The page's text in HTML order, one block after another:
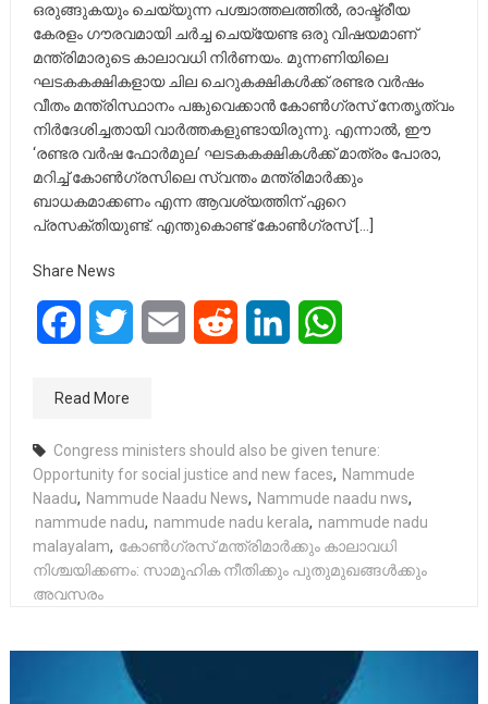
ഒരുങ്ങുകയും ചെയ്യുന്ന പശ്ചാത്തലത്തിൽ, രാഷ്ട്രീയ
കേരളം ഗൗരവമായി ചർച്ച ചെയ്യേണ്ട ഒരു വിഷയമാണ്
മന്ത്രിമാരുടെ കാലാവധി നിർണയം. മുന്നണിയിലെ
ഘടകകക്ഷികളായ ചില ചെറുകക്ഷികൾക്ക് രണ്ടര വർഷം
വീതം മന്ത്രിസ്ഥാനം പങ്കുവെക്കാൻ കോൺഗ്രസ് നേതൃത്വം
നിർദേശിച്ചതായി വാർത്തകളുണ്ടായിരുന്നു. എന്നാൽ, ഈ
‘രണ്ടര വർഷ ഫോർമുല’ ഘടകകക്ഷികൾക്ക് മാത്രം പോരാ,
മറിച്ച് കോൺഗ്രസിലെ സ്വന്തം മന്ത്രിമാർക്കും
ബാധകമാക്കണം എന്ന ആവശ്യത്തിന് ഏറെ
പ്രസക്തിയുണ്ട്. എന്തുകൊണ്ട് കോൺഗ്രസ് […]
Share News
FacebookTwitter Email Reddit LinkedIn
Read More
Congress ministers should also be given tenure:
Opportunity for social justice and new faces, Nammude
Naadu, Nammude Naadu News, Nammude naadu nws,
nammude nadu, nammude nadu kerala, nammude nadu
malayalam, കോൺഗ്രസ് മന്ത്രിമാർക്കും കാലാവധി
നിശ്ചയിക്കണം: സാമൂഹിക നീതിക്കും പുതുമുഖങ്ങൾക്കും
അവസരം